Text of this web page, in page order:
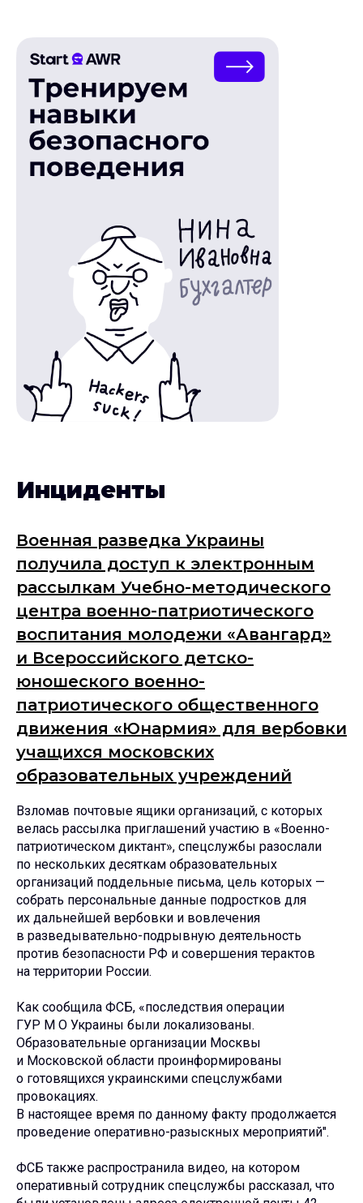
Инциденты
Военная разведка Украины
получила доступ к электронным
рассылкам Учебно-методического
центра военно-патриотического
воспитания молодежи «Авангард»
и Всероссийского детско-
юношеского военно-
патриотического общественного
движения «Юнармия» для вербовки
учащихся московских
образовательных учреждений
Взломав почтовые ящики организаций, с которых
велась рассылка приглашений участию в «Военно-
патриотическом диктант», спецслужбы разослали
по нескольких десяткам образовательных
организаций поддельные письма, цель которых —
собрать персональные данные подростков для
их дальнейшей вербовки и вовлечения
в разведывательно-подрывную деятельность
против безопасности РФ и совершения терактов
на территории России.
Как сообщила ФСБ, «последствия операции
ГУР М О Украины были локализованы.
Образовательные организации Москвы
и Московской области проинформированы
о готовящихся украинскими спецслужбами
провокациях.
В настоящее время по данному факту продолжается
проведение оперативно-разыскных мероприятий".
ФСБ также распространила видео, на котором
оперативный сотрудник спецслужбы рассказал, что